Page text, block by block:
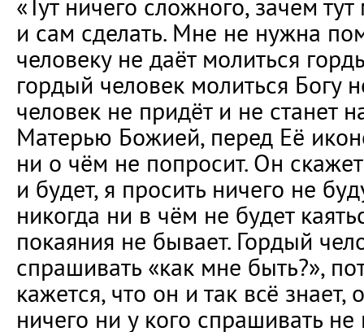
«Тут ничего сложного, зачем
и сам сделать. Мне не нужна
человеку не даёт молиться
гордый человек молиться Богу
человек не придёт и не станет
Матерью Божией, перед Её
ни о чём не попросит. Он
и будет, я просить ничего не
никогда ни в чём не будет
покаяния не бывает. Гордый
спрашивать «как мне быть?»,
кажется, что он и так всё
ничего ни у кого спрашивать